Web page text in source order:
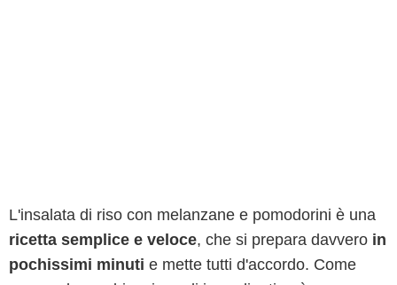
L'insalata di riso con melanzane e pomodorini è una
ricetta semplice e veloce, che si prepara davvero in
pochissimi minuti e mette tutti d'accordo. Come